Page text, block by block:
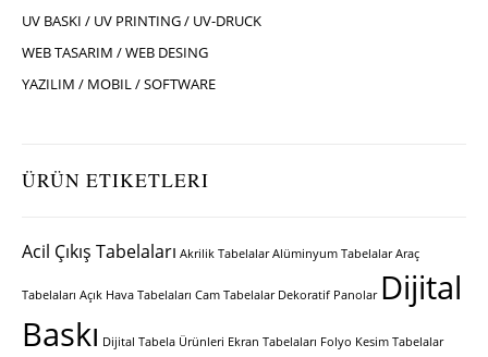
UV BASKI / UV PRINTING / UV-DRUCK
WEB TASARIM / WEB DESING
YAZILIM / MOBIL / SOFTWARE
ÜRÜN ETIKETLERI
Acil Çıkış Tabelaları Akrilik Tabelalar Alüminyum Tabelalar Araç
Tabelaları Açık Hava Tabelaları Cam Tabelalar Dekoratif Panolar Dijital
Baskı Dijital Tabela Ürünleri Ekran Tabelaları Folyo Kesim Tabelalar